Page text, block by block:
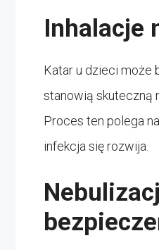
Inhalacje
Katar u dzieci może
stanowią skuteczną
Proces ten polega
infekcja się rozwija.